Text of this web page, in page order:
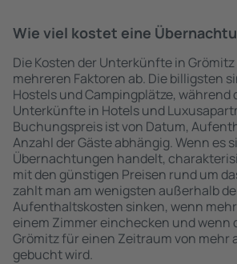
Wie viel kostet eine
Die Kosten der Unterkünfte in
mehreren Faktoren ab. Die billigsten
Hostels und Campingplätze, während
Unterkünfte in Hotels und
Buchungspreis ist von Datum,
Anzahl der Gäste abhängig. Wenn es
Übernachtungen handelt,
mit den günstigen Preisen rund um
zahlt man am wenigsten außerhalb
Aufenthaltskosten sinken, wenn
einem Zimmer einchecken und wenn
Grömitz für einen Zeitraum von mehr
gebucht wird.